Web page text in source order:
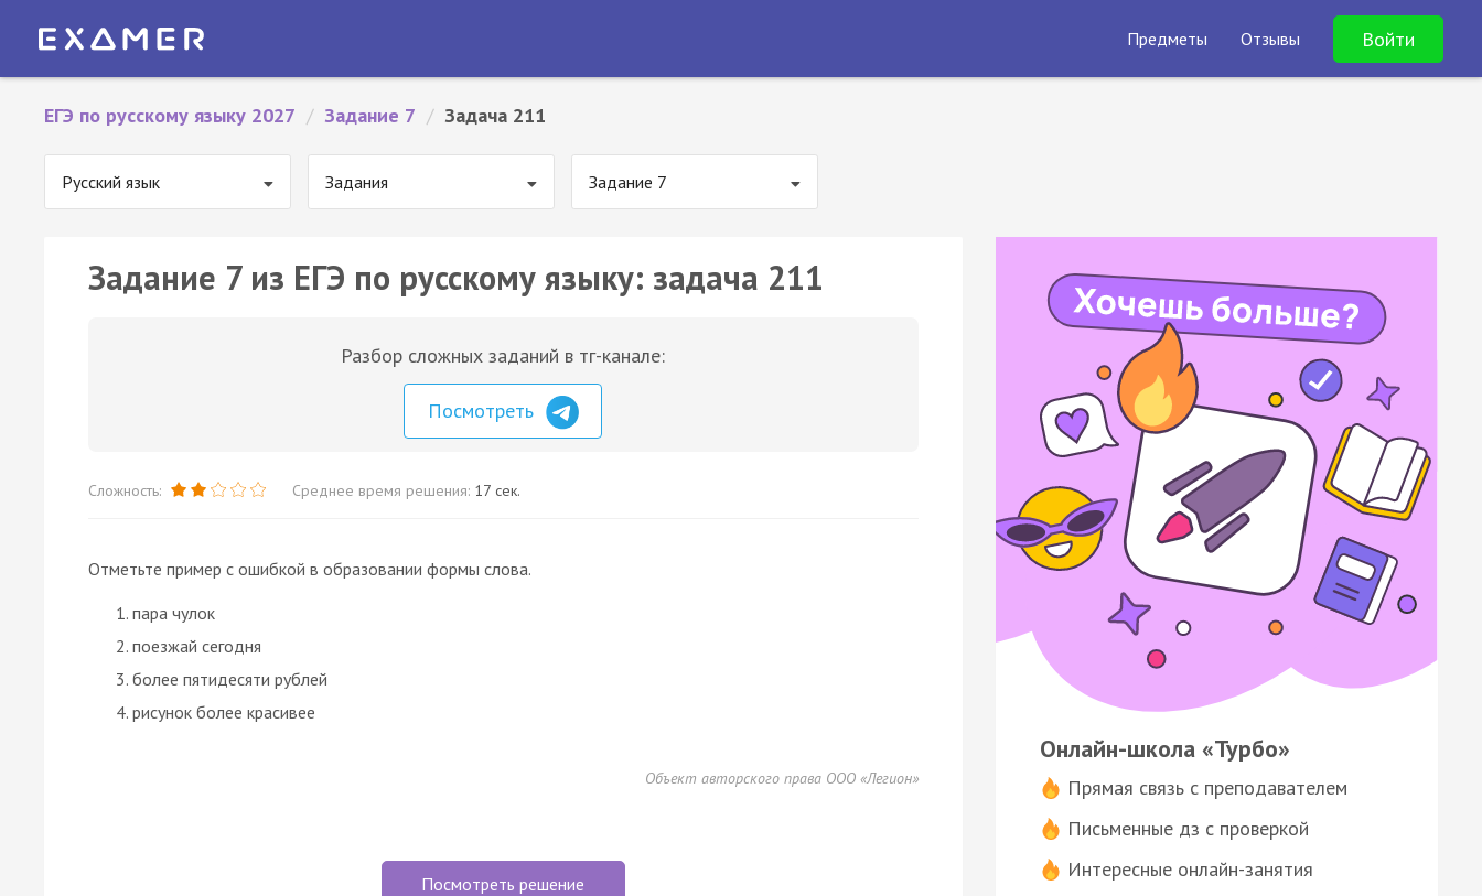
Предметы Отзывы Войти
ЕГЭ по русскому языку 2027 / Задание 7 / Задача 211
Русский язык Задания Задание 7
Задание 7 из ЕГЭ по русскому языку: задача 211
Разбор сложных заданий в тг-канале:
Посмотреть
Сложность: Среднее время решения: 17 сек.
Отметьте пример с ошибкой в образовании формы слова.
пара чулок
поезжай сегодня
более пятидесяти рублей
рисунок более красивее
Объект авторского права ООО «Легион»
Посмотреть решение
Онлайн-школа «Турбо»
Прямая связь с преподавателем
Письменные дз с проверкой
Интересные онлайн-занятия